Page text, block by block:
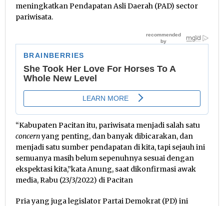
meningkatkan Pendapatan Asli Daerah (PAD) sector
pariwisata.
“Kabupaten Pacitan itu, pariwisata menjadi salah satu
concernyang penting, dan banyak dibicarakan, dan
menjadi satu sumber pendapatan di kita, tapi sejauh ini
semuanya masih belum sepenuhnya sesuai dengan
ekspektasi kita,”kata Anung, saat dikonfirmasi awak
media, Rabu (23/3/2022) di Pacitan
Pria yang juga legislator Partai Demokrat (PD) ini